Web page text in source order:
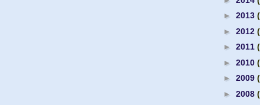
► 2013
► 2012
► 2011
► 2010
► 2009
► 2008